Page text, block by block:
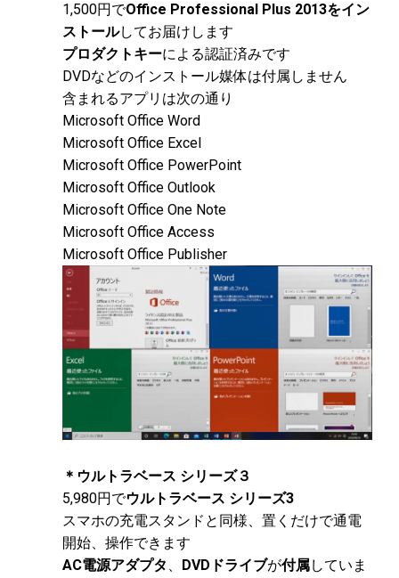
1,500円でOffice Professional Plus 2013をイン
ストールしてお届けします
プロダクトキーによる認証済みです
DVDなどのインストール媒体は付属しません
含まれるアプリは次の通り
Microsoft Office Word
Microsoft Office Excel
Microsoft Office PowerPoint
Microsoft Office Outlook
Microsoft Office One Note
Microsoft Office Access
Microsoft Office Publisher
＊ウルトラベース シリーズ３
5,980円でウルトラベース シリーズ3
スマホの充電スタンドと同様、置くだけで通電
開始、操作できます
AC電源アダプタ 、 DVDドライブが付属していま